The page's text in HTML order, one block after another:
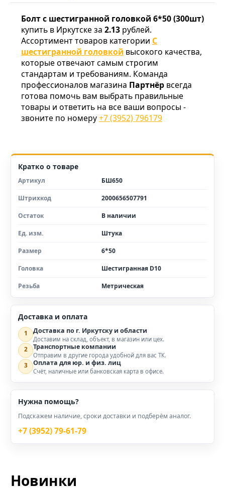
Болт c шестигранной головкой 6*50 (300шт)
купить в Иркутске за 2.13 рублей.
Ассортимент товаров категории С
шестигранной головкой высокого качества,
которые отвечают самым строгим
стандартам и требованиям. Команда
профессионалов магазина Партнёр всегда
готова помочь вам выбрать правильные
товары и ответить на все ваши вопросы -
звоните по номеру+7 (3952) 796179
Кратко о товаре
Артикул БШ650
Штрихкод 2000656507791
Остаток В наличии
Ед. изм. Штука
Размер 6*50
Головка Шестигранная D10
Резьба Метрическая
Доставка и оплата
1 Доставка по г. Иркутску и области
Доставим на склад, объект, в магазин или цех.
2 Транспортные компании
Отправим в другие города удобной для вас ТК.
3 Оплата для юр. и физ. лиц
Счёт, наличные или банковская карта в офисе.
Нужна помощь?
Подскажем наличие, сроки доставки и подберём аналог.
+7 (3952) 79-61-79
Новинки